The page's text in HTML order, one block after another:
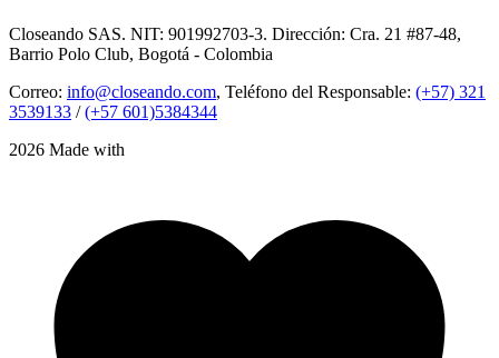
Closeando SAS. NIT: 901992703-3. Dirección: Cra. 21 #87-48,
Barrio Polo Club, Bogotá - Colombia
Correo: info@closeando.com, Teléfono del Responsable: (+57) 321
3539133 /(+57 601)5384344
2026 Made with